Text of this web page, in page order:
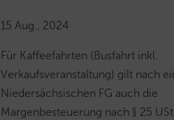
15 Aug., 2024
Für Kaffeefahrten (Busfahrt inkl.
Verkaufsveranstaltung) gilt nach
Niedersächsischen FG auch die
Margenbesteuerung nach § 25